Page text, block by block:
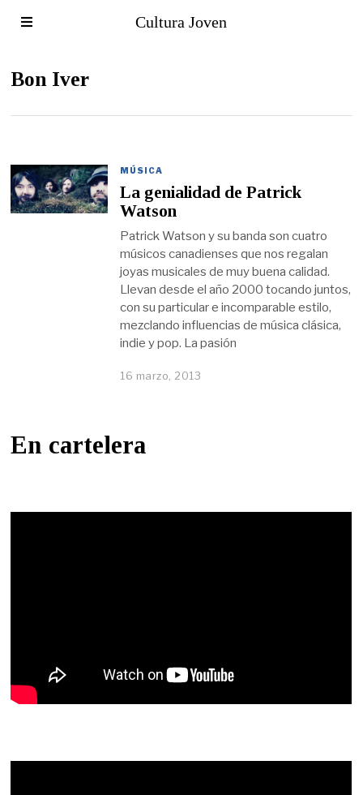
Cultura Joven
Bon Iver
MÚSICA
La genialidad de Patrick
Watson
Patrick Watson y su banda son cuatro
músicos canadienses que nos regalan
joyas musicales de muy buena calidad.
Llevan desde el año 2000 tocando juntos,
con su particular e incomparable estilo,
mezclando influencias de música clásica,
indie y pop. La pasión
16 marzo, 2013
En cartelera